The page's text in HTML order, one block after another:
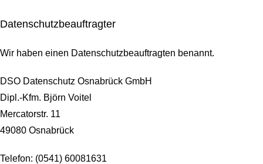
Datenschutz­beauftragter
Wir haben einen Datenschutzbeauftragten benannt.
DSO Datenschutz Osnabrück GmbH
Dipl.-Kfm. Björn Voitel
Mercatorstr. 11
49080 Osnabrück
Telefon: (0541) 60081631